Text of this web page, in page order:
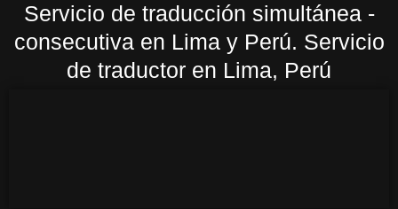
Servicio de traducción simultánea -
consecutiva en Lima y Perú. Servicio
de traductor en Lima, Perú